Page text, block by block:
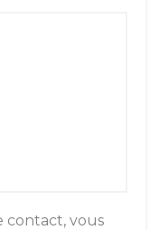
contact, vous